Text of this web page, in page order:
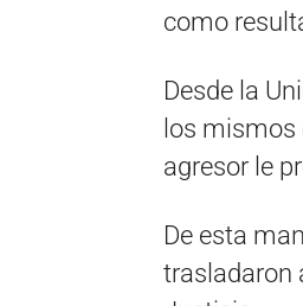
como
Desde la
los mismos
agresor le
De esta
trasladaron